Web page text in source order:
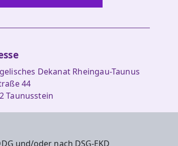
und/oder nach DSG-EKD
Dekanat Rheingau-Taunus
44
Taunusstein
48 88 27